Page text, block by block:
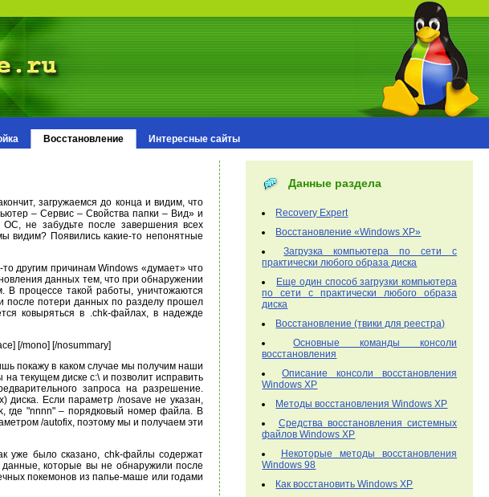
Восстановление Интересные сайты
загружаемся до конца и видим, что
– Сервис – Свойства папки – Вид» и
не забудьте после завершения всех
видим? Появились какие-то непонятные
другим причинам Windows «думает» что
данных тем, что при обнаружении
В процессе такой работы, уничтожаются
после потери данных по разделу прошел
ковыряться в .chk-файлах, в надежде
[/mono] [/nosummary]
покажу в каком случае мы получим наши
текущем диске с:\ и позволит исправить
запроса на разрешение.
диска. Если параметр /nosave не указан,
где "nnnn" – порядковый номер файла. В
/autofix, поэтому мы и получаем эти
уже было сказано, chk-файлы содержат
которые вы не обнаружили после
покемонов из папье-маше или годами
Данные раздела
Recovery Expert
Восстановление «Windows XP»
Загрузка компьютера по сети с
практически любого образа диска
Еще один способ загрузки компьютера
по сети с практически любого образа
диска
Восстановление (твики для реестра)
Основные команды консоли
восстановления
Описание консоли восстановления
Windows XP
Методы восстановления Windows XP
Средства восстановления системных
файлов Windows XP
Некоторые методы восстановления
Windows 98
Как восстановить Windows XP